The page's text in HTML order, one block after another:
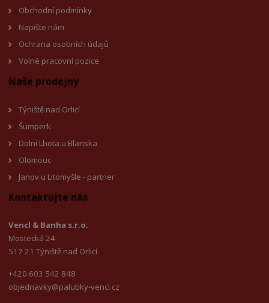
Obchodní podmínky
Napište nám
Ochrana osobních údajů
Volné pracovní pozice
Naše prodejny
Týniště nad Orlicí
Šumperk
Dolní Lhota u Blanska
Olomouc
Janov u Litomyšle - partner
Kontaktujte nás
Vencl & Banha s.r.o.
Mostecká 24
517 21 Týniště nad Orlicí
+420 603 542 848
objednavky@palubky-vencl.cz